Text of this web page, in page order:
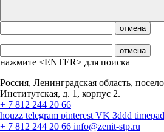
отмена
отмена
нажмите <ENTER> для поиска
Россия, Ленинградская область,
Институтская, д. 1, корпус 2.
+ 7 812 244 20 66
houzz telegram pinterest VK 3ddd timepad
+ 7 812 244 20 66 info@zenit-stp.ru